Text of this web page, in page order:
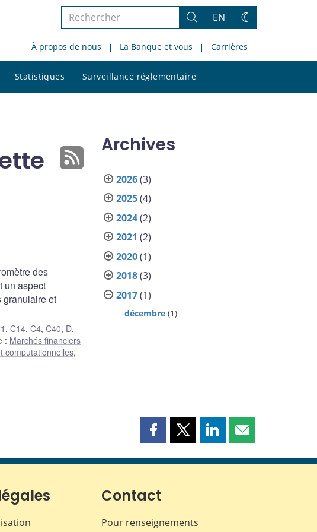
Rechercher
le
site
Rechercher
EN
Changez
thème
À propos de nous La Banque et vous Carrières
Statistiques Surveillance réglementaire
le
des
un aspect
granulaire et
,C14,C4,C40, D,
: Marchés financiers
computationnelles,
Archives
2026(3)
2025(4)
2024(2)
2021 (2)
2020(1)
2018(3)
2017(1)
décembre (1)
Partager
page
Facebook
Partager
page
Partager
page
Partager
page
Contact
Pour renseignements